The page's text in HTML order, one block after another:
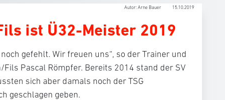
Autor: Arne Bauer 15.10.2019
ist Ü32-Meister 2019
gefehlt. Wir freuen uns“, so der Trainer und
Pascal Römpfer. Bereits 2014 stand der SV
sich aber damals noch der TSG
geschlagen geben.